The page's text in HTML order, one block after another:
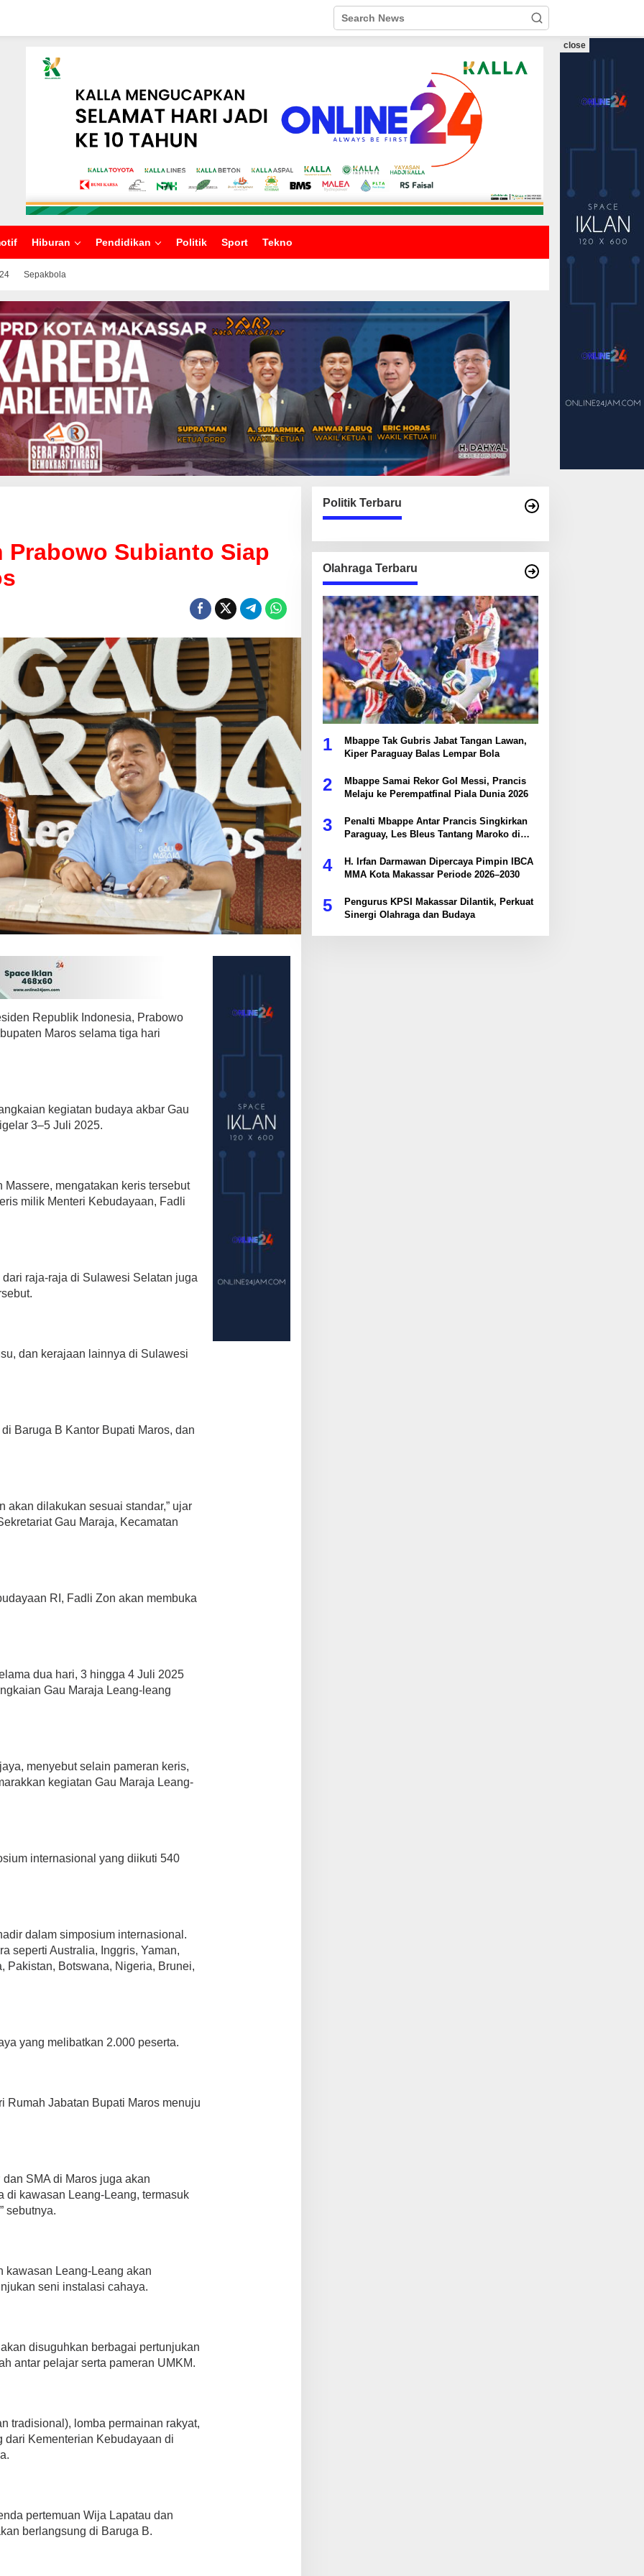
Hiburan Pendidikan Politik Sport Tekno
Sepakbola
close
Subianto Siap
Republik Indonesia, Prabowo
Maros selama tiga hari
kegiatan budaya akbar Gau
3–5 Juli 2025.
mengatakan keris tersebut
milik Menteri Kebudayaan, Fadli
raja-raja di Sulawesi Selatan juga
dan kerajaan lainnya di Sulawesi
Baruga B Kantor Bupati Maros, dan
akan dilakukan sesuai standar,” ujar
Gau Maraja, Kecamatan
RI, Fadli Zon akan membuka
dua hari, 3 hingga 4 Juli 2025
Gau Maraja Leang-leang
menyebut selain pameran keris,
kegiatan Gau Maraja Leang-
internasional yang diikuti 540
dalam simposium internasional.
seperti Australia, Inggris, Yaman,
Pakistan, Botswana, Nigeria, Brunei,
yang melibatkan 2.000 peserta.
Rumah Jabatan Bupati Maros menuju
SMA di Maros juga akan
di kawasan Leang-Leang, termasuk
sebutnya.
kawasan Leang-Leang akan
seni instalasi cahaya.
disuguhkan berbagai pertunjukan
antar pelajar serta pameran UMKM.
tradisional), lomba permainan rakyat,
Kementerian Kebudayaan di
pertemuan Wija Lapatau dan
berlangsung di Baruga B.
Politik Terbaru
Olahraga Terbaru
1
Mbappe Tak Gubris Jabat Tangan Lawan,
Kiper Paraguay Balas Lempar Bola
2
Mbappe Samai Rekor Gol Messi, Prancis
Melaju ke Perempatfinal Piala Dunia 2026
3
Penalti Mbappe Antar Prancis Singkirkan
Paraguay, Les Bleus Tantang Maroko di
4
H. Irfan Darmawan Dipercaya Pimpin IBCA
MMA Kota Makassar Periode 2026–2030
5
Pengurus KPSI Makassar Dilantik, Perkuat
Sinergi Olahraga dan Budaya